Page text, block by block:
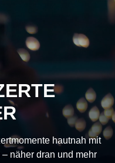
hautnah mit
näher dran und mehr